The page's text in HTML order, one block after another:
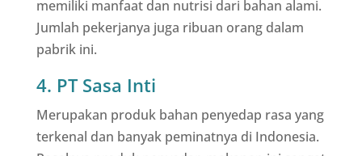
memiliki manfaat dan nutrisi dari bahan alami.
Jumlah pekerjanya juga ribuan orang dalam
pabrik ini.
4. PT Sasa Inti
Merupakan produk bahan penyedap rasa yang
terkenal dan banyak peminatnya di Indonesia.